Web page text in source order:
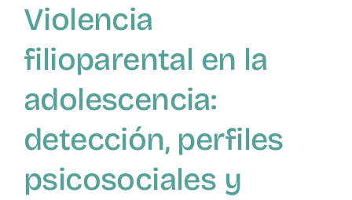
Violencia
filioparental en la
adolescencia:
detección, perfiles
psicosociales y